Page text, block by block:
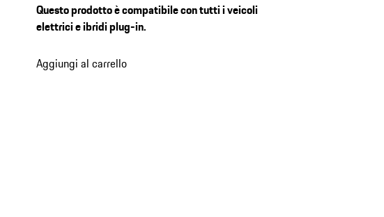
Questo prodotto è compatibile con tutti i veicoli
elettrici e ibridi plug-in.
Aggiungi al carrello